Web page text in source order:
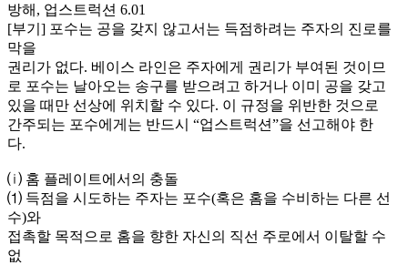
방해, 업스트럭션 6.01
[부기] 포수는 공을 갖지 않고서는 득점하려는 주자의 진로를
막을
권리가 없다. 베이스 라인은 주자에게 권리가 부여된 것이므
로 포수는 날아오는 송구를 받으려고 하거나 이미 공을 갖고
있을 때만 선상에 위치할 수 있다. 이 규정을 위반한 것으로
간주되는 포수에게는 반드시 “업스트럭션”을 선고해야 한
다.
⒤ 홈 플레이트에서의 충돌
⑴ 득점을 시도하는 주자는 포수(혹은 홈을 수비하는 다른 선
수)와
접촉할 목적으로 홈을 향한 자신의 직선 주로에서 이탈할 수
없